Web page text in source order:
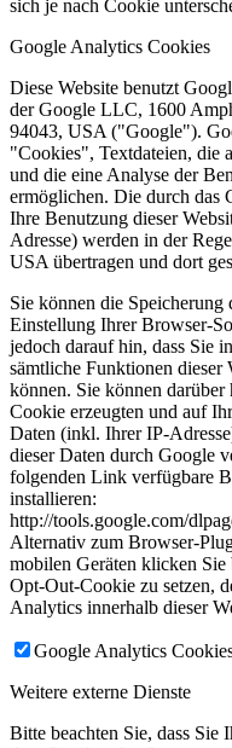
sich je nach Cookie
Google Analytics Cookies
Diese Website benutzt
der Google LLC, 1600
94043, USA ("Google").
"Cookies", Textdateien, die
und die eine Analyse der
ermöglichen. Die durch das
Ihre Benutzung dieser
Adresse) werden in der
USA übertragen und dort
Sie können die Speicherung
Einstellung Ihrer Browser-
jedoch darauf hin, dass Sie
sämtliche Funktionen
können. Sie können darüber
Cookie erzeugten und auf
Daten (inkl. Ihrer IP-
dieser Daten durch Google
folgenden Link verfügbare
installieren:
http://tools.google.com/
Alternativ zum Browser-
mobilen Geräten klicken
Opt-Out-Cookie zu setzen,
Analytics innerhalb dieser
Google Analytics
Weitere externe Dienste
Bitte beachten Sie, dass Sie